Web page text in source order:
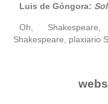
Luis de Góngora:
Oh,
Shakespeare, plaxiario